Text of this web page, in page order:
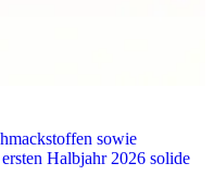
sowie
Halbjahr 2026 solide